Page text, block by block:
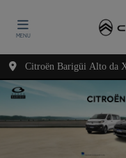
MENU
Citroën Barigüi Alto da